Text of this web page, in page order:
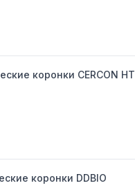
коронки CERCON HT
коронки DDBIO